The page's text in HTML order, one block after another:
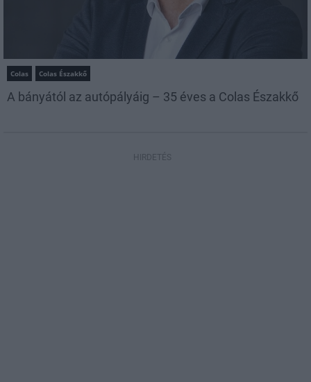
Colas Colas Északkő
A bányától az autópályáig – 35 éves a Colas Északkő
HIRDETÉS